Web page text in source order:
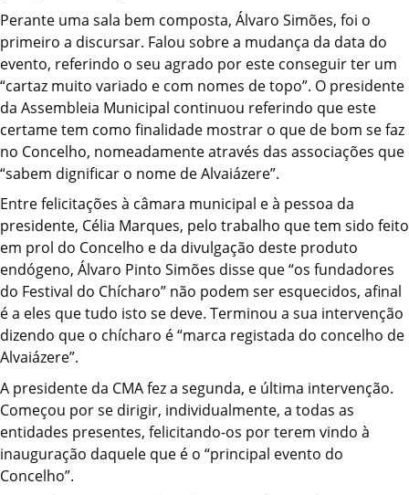
Perante uma sala bem composta, Álvaro Simões, foi o
primeiro a discursar. Falou sobre a mudança da data do
evento, referindo o seu agrado por este conseguir ter um
“cartaz muito variado e com nomes de topo”. O presidente
da Assembleia Municipal continuou referindo que este
certame tem como finalidade mostrar o que de bom se faz
no Concelho, nomeadamente através das associações que
“sabem dignificar o nome de Alvaiázere”.
Entre felicitações à câmara municipal e à pessoa da
presidente, Célia Marques, pelo trabalho que tem sido feito
em prol do Concelho e da divulgação deste produto
endógeno, Álvaro Pinto Simões disse que “os fundadores
do Festival do Chícharo” não podem ser esquecidos, afinal
é a eles que tudo isto se deve. Terminou a sua intervenção
dizendo que o chícharo é “marca registada do concelho de
Alvaiázere”.
A presidente da CMA fez a segunda, e última intervenção.
Começou por se dirigir, individualmente, a todas as
entidades presentes, felicitando-os por terem vindo à
inauguração daquele que é o “principal evento do
Concelho”.